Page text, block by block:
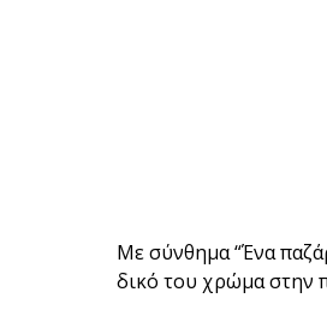
Με σύνθημα “Ένα
δικό του χρώμα στην